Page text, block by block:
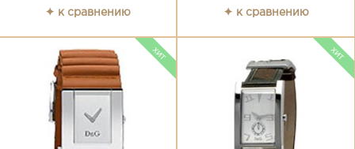
✦ к сравнению ✦ к сравнению